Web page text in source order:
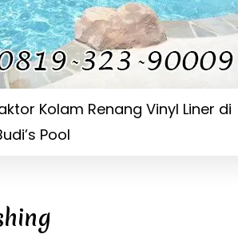
Kolam Renang Vinyl Liner di
Pool